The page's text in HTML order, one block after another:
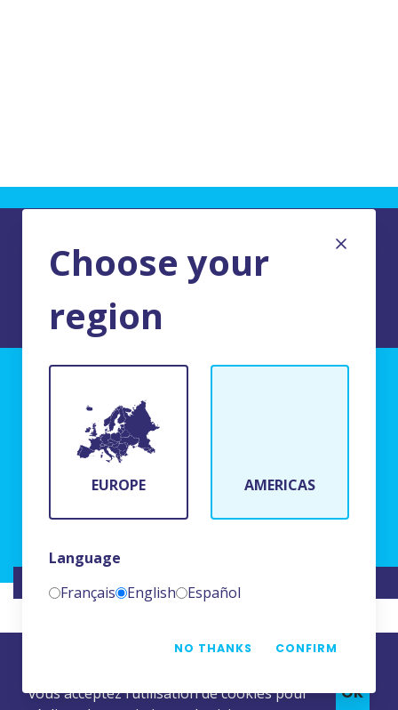
Choose your
region
EUROPE AMERICAS
Language
Français
English Español
NO THANKS CONFIRM
BFR Systems
24 rue du Bois Chaland
91090 Lisses, France
SITE RÉALISÉ PAR NAMKIN
vous acceptez l’utilisation de cookies pour
OK